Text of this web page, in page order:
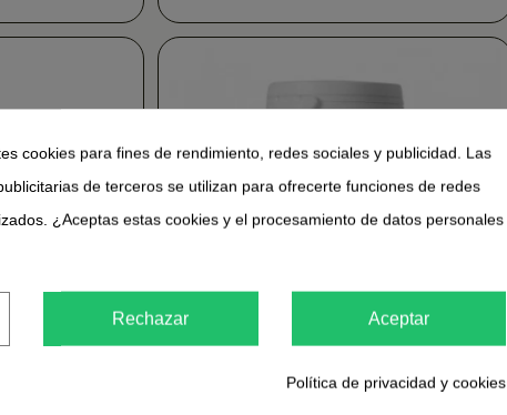
cookies para fines de rendimiento, redes sociales y publicidad. Las
de terceros se utilizan para ofrecerte funciones de redes
¿Aceptas estas cookies y el procesamiento de datos personales
Rechazar Aceptar
Política de privacidad y cookies